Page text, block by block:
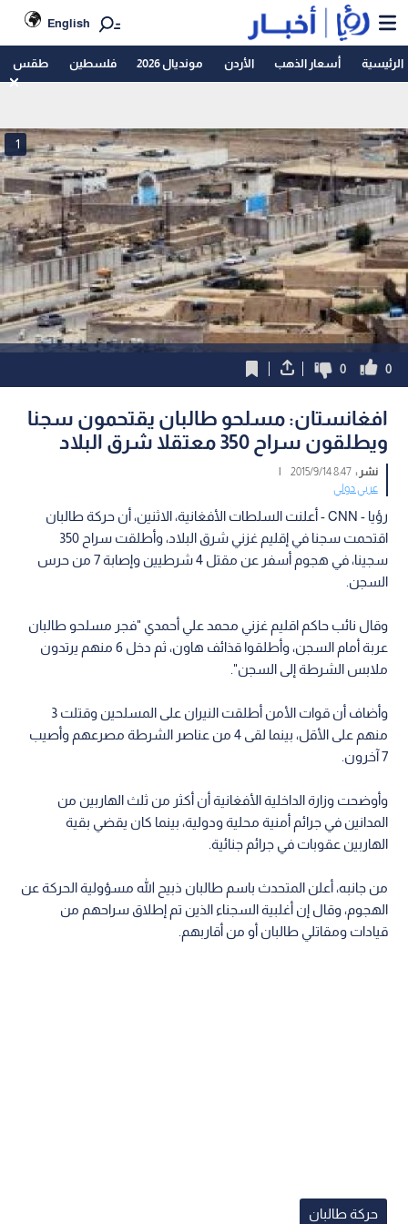
English
الرئيسية أسعار الذهب الأردن مونديال 2026 فلسطين طقس
1
0
0
افغانستان: مسلحو طالبان يقتحمون سجنا
ويطلقون سراح 350 معتقلا شرق البلاد
نشر :8:47 2015/9/14
|
عربي دولي
رؤيا - CNN - أعلنت السلطات الأفغانية، الاثنين، أن حركة طالبان
اقتحمت سجنا في إقليم غزني شرق البلاد، وأطلقت سراح 350
سجينا، في هجوم أسفر عن مقتل 4 شرطيين وإصابة 7 من حرس
السجن.
وقال نائب حاكم اقليم غزني محمد علي أحمدي "فجر مسلحو طالبان
عربة أمام السجن، وأطلقوا قذائف هاون، ثم دخل 6 منهم يرتدون
ملابس الشرطة إلى السجن".
وأضاف أن قوات الأمن أطلقت النيران على المسلحين وقتلت 3
منهم على الأقل، بينما لقى 4 من عناصر الشرطة مصرعهم وأصيب
7 آخرون.
وأوضحت وزارة الداخلية الأفغانية أن أكثر من ثلث الهاربين من
المدانين في جرائم أمنية محلية ودولية، بينما كان يقضي بقية
الهاربين عقوبات في جرائم جنائية.
من جانبه، أعلن المتحدث باسم طالبان ذبيح الله مسؤولية الحركة عن
الهجوم، وقال إن أغلبية السجناء الذين تم إطلاق سراحهم من
قيادات ومقاتلي طالبان أو من أقاربهم.
حركة طالبان